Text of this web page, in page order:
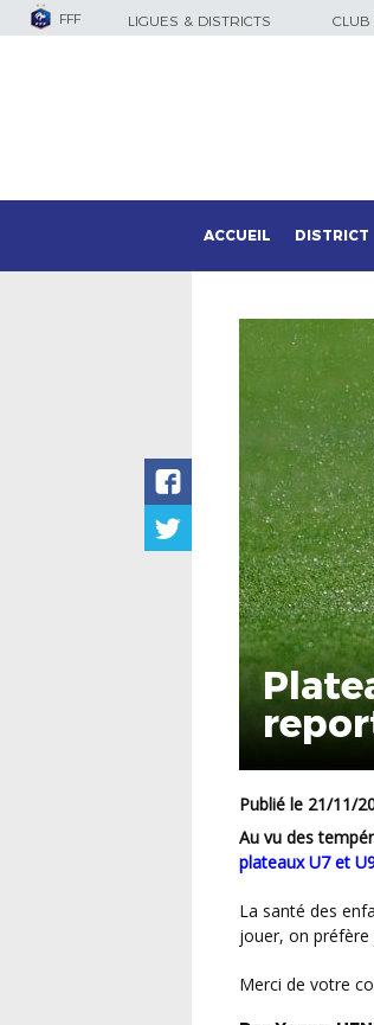
FFF LIGUES & DISTRICTS
ACCUEIL DISTRICT
Publié le 21/11/
Au vu des
plateaux U7 et
La santé des enfants passe avant tout, et même si certains auraient sans doute tenté de
jouer, on préfère
Merci de votre